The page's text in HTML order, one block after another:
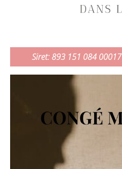
Siret: 893 151 084 00017